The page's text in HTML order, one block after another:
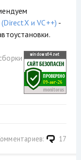
и VC++) -
17